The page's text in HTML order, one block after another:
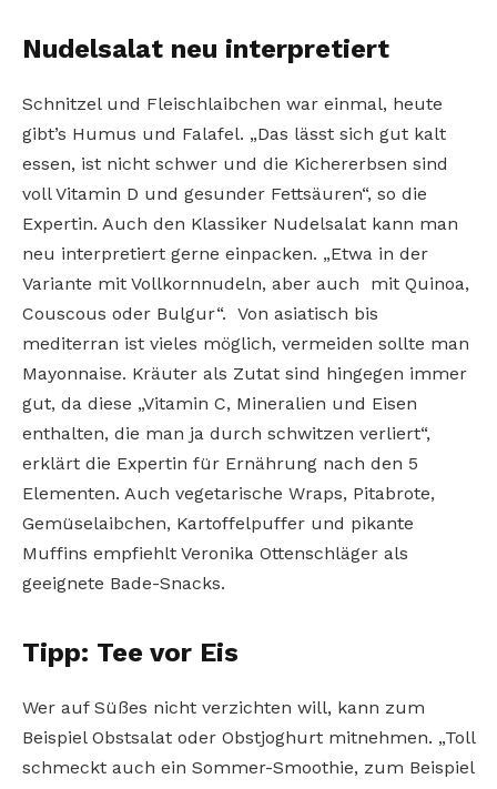
Nudelsalat neu interpretiert
Schnitzel und Fleischlaibchen war einmal, heute
gibt’s Humus und Falafel. „Das lässt sich gut kalt
essen, ist nicht schwer und die Kichererbsen sind
voll Vitamin D und gesunder Fettsäuren“, so die
Expertin. Auch den Klassiker Nudelsalat kann man
neu interpretiert gerne einpacken. „Etwa in der
Variante mit Vollkornnudeln, aber auch mit Quinoa,
Couscous oder Bulgur“. Von asiatisch bis
mediterran ist vieles möglich, vermeiden sollte man
Mayonnaise. Kräuter als Zutat sind hingegen immer
gut, da diese „Vitamin C, Mineralien und Eisen
enthalten, die man ja durch schwitzen verliert“,
erklärt die Expertin für Ernährung nach den 5
Elementen. Auch vegetarische Wraps, Pitabrote,
Gemüselaibchen, Kartoffelpuffer und pikante
Muffins empfiehlt Veronika Ottenschläger als
geeignete Bade-Snacks.
Tipp: Tee vor Eis
Wer auf Süßes nicht verzichten will, kann zum
Beispiel Obstsalat oder Obstjoghurt mitnehmen. „Toll
schmeckt auch ein Sommer-Smoothie, zum Beispiel